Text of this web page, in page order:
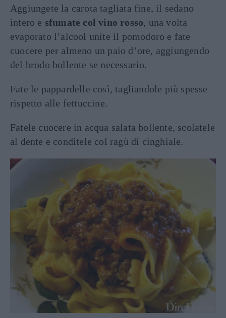
Aggiungete la carota tagliata fine, il sedano
intero e sfumate col vino rosso, una volta
evaporato l’alcool unite il pomodoro e fate
cuocere per almeno un paio d’ore, aggiungendo
del brodo bollente se necessario.
Fate le pappardelle così, tagliandole più spesse
rispetto alle fettuccine.
Fatele cuocere in acqua salata bollente, scolatele
al dente e conditele col ragù di cinghiale.